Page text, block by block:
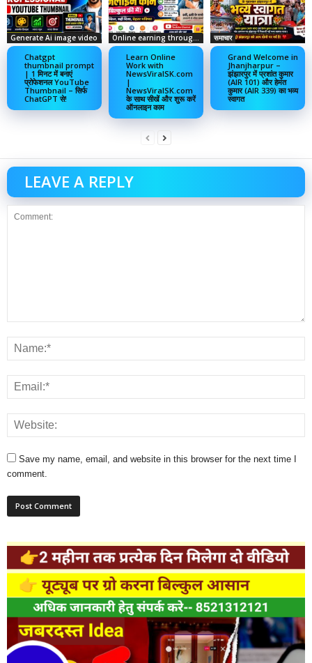
Generate Ai image video
Chatgpt
thumbnail prompt
| 1 मिनट में बनाएं
प्रोफेशनल YouTube
Thumbnail – सिर्फ
ChatGPT से!
Online earning through social media
Learn Online
Work with
NewsViralSK.com
|
NewsViralSK.com
के साथ सीखें और शुरू करें
ऑनलाइन काम
समाचार
Grand Welcome in
Jhanjharpur –
झंझारपुर में प्रशांत कुमार
(AIR 101) और हेमंत
कुमार (AIR 339) का भव्य
स्वागत
LEAVE A REPLY
Save my name, email, and website in this browser for the next time I
comment.